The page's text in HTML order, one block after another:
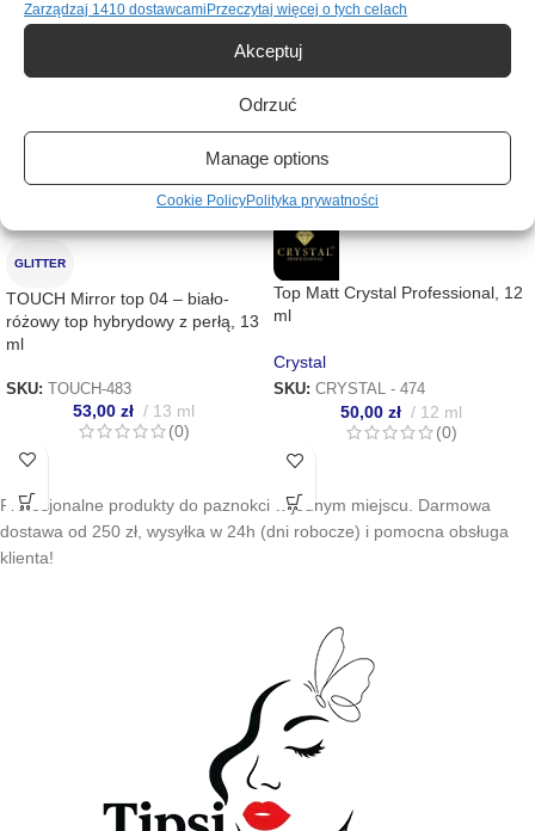
Zarządzaj 1410 dostawcami Przeczytaj więcej o tych celach
Akceptuj
Odrzuć
Manage options
Cookie PolicyPolityka prywatności
GLITTER
TOUCH Mirror top 04 – biało-
różowy top hybrydowy z perłą, 13
ml
SKU: TOUCH-483
53,00 zł
13 ml
(0)
WYPR
ZEDA
NE
Top Matt Crystal Professional, 12
ml
Crystal
SKU: CRYSTAL - 474
50,00 zł
12 ml
(0)
Profesjonalne produkty do paznokci w jednym miejscu. Darmowa
dostawa od 250 zł, wysyłka w 24h (dni robocze) i pomocna obsługa
klienta!